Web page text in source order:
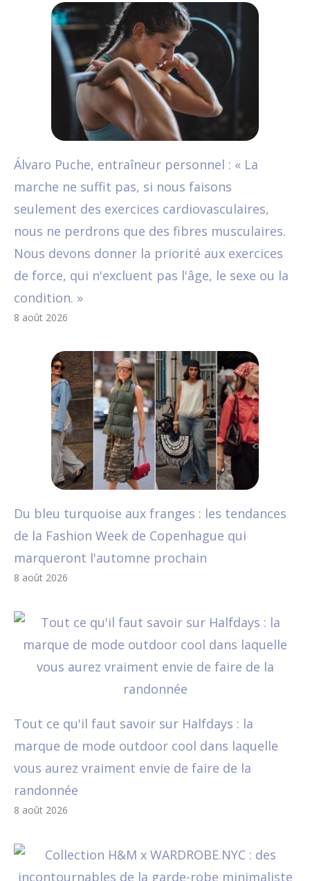
Álvaro Puche, entraîneur personnel : « La
marche ne suffit pas, si nous faisons
seulement des exercices cardiovasculaires,
nous ne perdrons que des fibres musculaires.
Nous devons donner la priorité aux exercices
de force, qui n'excluent pas l'âge, le sexe ou la
condition. »
8 août 2026
Du bleu turquoise aux franges : les tendances
de la Fashion Week de Copenhague qui
marqueront l'automne prochain
8 août 2026
Tout ce qu'il faut savoir sur Halfdays : la
marque de mode outdoor cool dans laquelle
vous aurez vraiment envie de faire de la
randonnée
8 août 2026